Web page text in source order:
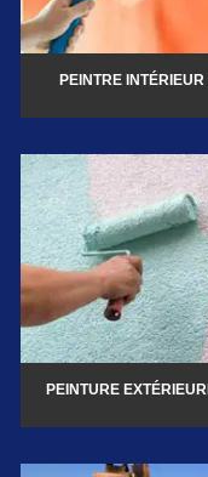
PEINTRE INTÉRIEUR
PEINTURE